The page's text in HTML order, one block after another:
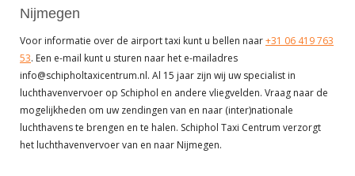
Nijmegen
Voor informatie over de airport taxi kunt u bellen naar+31 06 419 763
53. Een e-mail kunt u sturen naar het e-mailadres
info@schipholtaxicentrum.nl. Al 15 jaar zijn wij uw specialist in
luchthavenvervoer op Schiphol en andere vliegvelden. Vraag naar de
mogelijkheden om uw zendingen van en naar (inter)nationale
luchthavens te brengen en te halen. Schiphol Taxi Centrum verzorgt
het luchthavenvervoer van en naar Nijmegen.